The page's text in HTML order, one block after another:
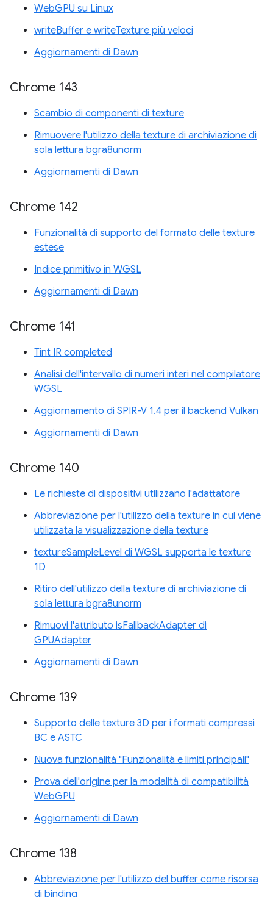
WebGPU su Linux
writeBuffer e writeTexture più veloci
Aggiornamenti di Dawn
Chrome 143
Scambio di componenti di texture
Rimuovere l'utilizzo della texture di archiviazione di
sola lettura bgra8unorm
Aggiornamenti di Dawn
Chrome 142
Funzionalità di supporto del formato delle texture
estese
Indice primitivo in WGSL
Aggiornamenti di Dawn
Chrome 141
Tint IR completed
Analisi dell'intervallo di numeri interi nel compilatore
WGSL
Aggiornamento di SPIR-V 1.4 per il backend Vulkan
Aggiornamenti di Dawn
Chrome 140
Le richieste di dispositivi utilizzano l'adattatore
Abbreviazione per l'utilizzo della texture in cui viene
utilizzata la visualizzazione della texture
textureSampleLevel di WGSL supporta le texture
1D
Ritiro dell'utilizzo della texture di archiviazione di
sola lettura bgra8unorm
Rimuovi l'attributo isFallbackAdapter di
GPUAdapter
Aggiornamenti di Dawn
Chrome 139
Supporto delle texture 3D per i formati compressi
BC e ASTC
Nuova funzionalità "Funzionalità e limiti principali"
Prova dell'origine per la modalità di compatibilità
WebGPU
Aggiornamenti di Dawn
Chrome 138
Abbreviazione per l'utilizzo del buffer come risorsa
di binding